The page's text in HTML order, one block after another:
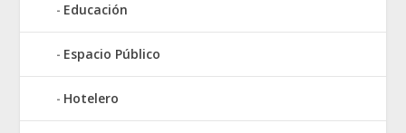
Educación
Espacio Público
Hotelero